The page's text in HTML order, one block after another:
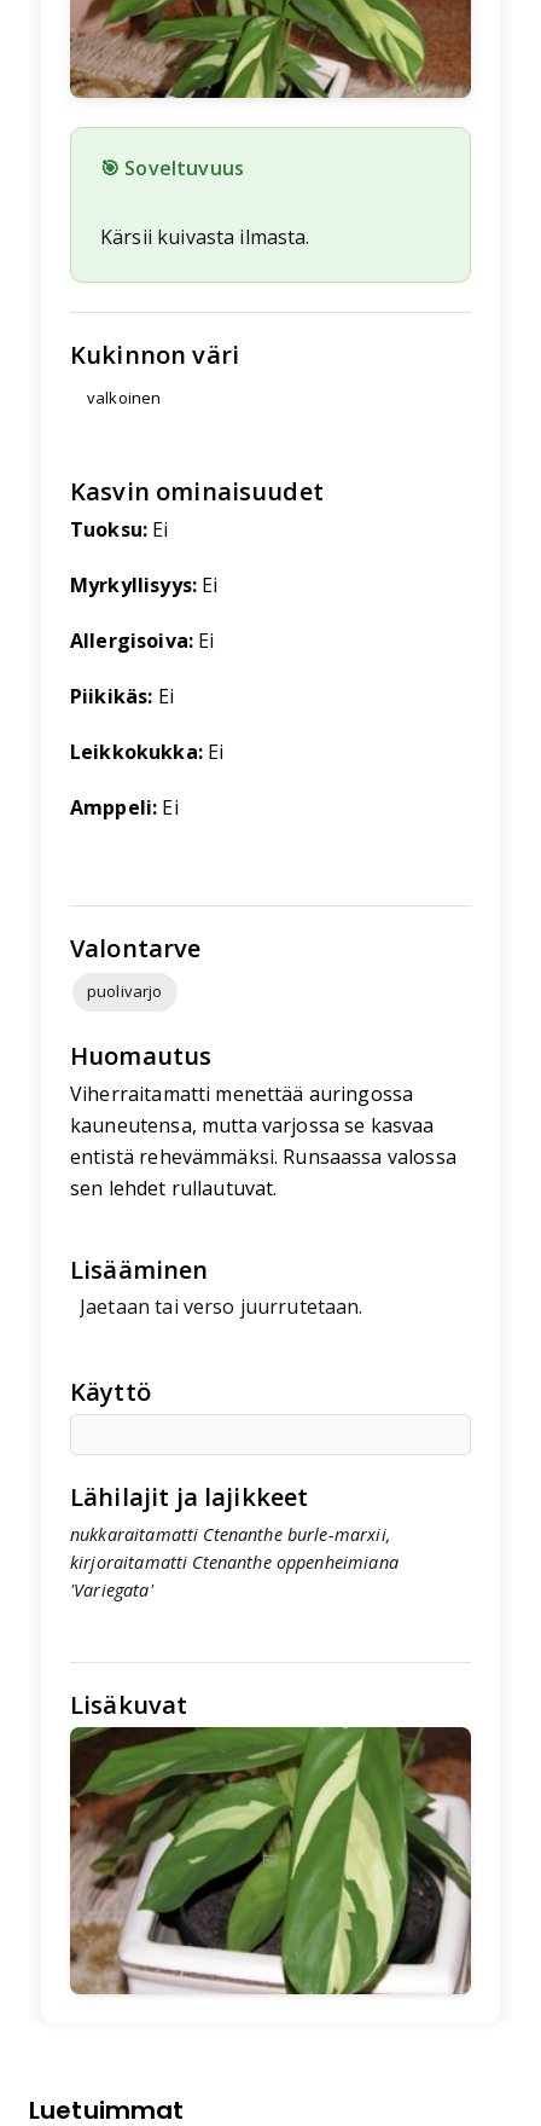
🎯 Soveltuvuus
Kärsii kuivasta ilmasta.
Kukinnon väri
valkoinen
Kasvin ominaisuudet
Tuoksu: Ei
Myrkyllisyys: Ei
Allergisoiva: Ei
Piikikäs: Ei
Leikkokukka: Ei
Amppeli: Ei
Valontarve
puolivarjo
Huomautus
Viherraitamatti menettää auringossa
kauneutensa, mutta varjossa se kasvaa
entistä rehevämmäksi. Runsaassa valossa
sen lehdet rullautuvat.
Lisääminen
Jaetaan tai verso juurrutetaan.
Käyttö
Lähilajit ja lajikkeet
nukkaraitamatti Ctenanthe burle-marxii,
kirjoraitamatti Ctenanthe oppenheimiana
'Variegata'
Lisäkuvat
🖼️
Luetuimmat